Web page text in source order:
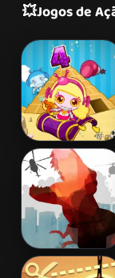
💥Jogos de
Bomb It 4
L. A. Rex